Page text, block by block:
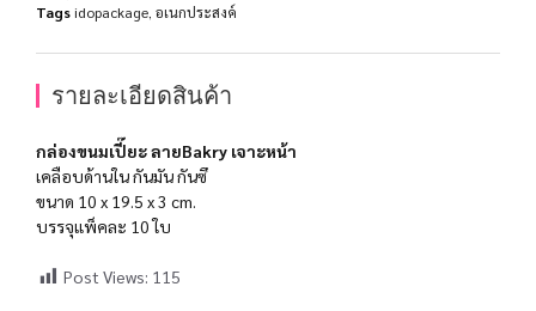
Tags idopackage อเนกประสงค์
รายละเอียดสินค้า
กล่องขนมเปี๊ยะ ลายBakry เจาะหน้า
เคลือบด้านใน กันมัน กันซึ
ขนาด 10 x 19.5 x 3 cm.
บรรจุแพ็คละ 10 ใบ
Post Views: 115